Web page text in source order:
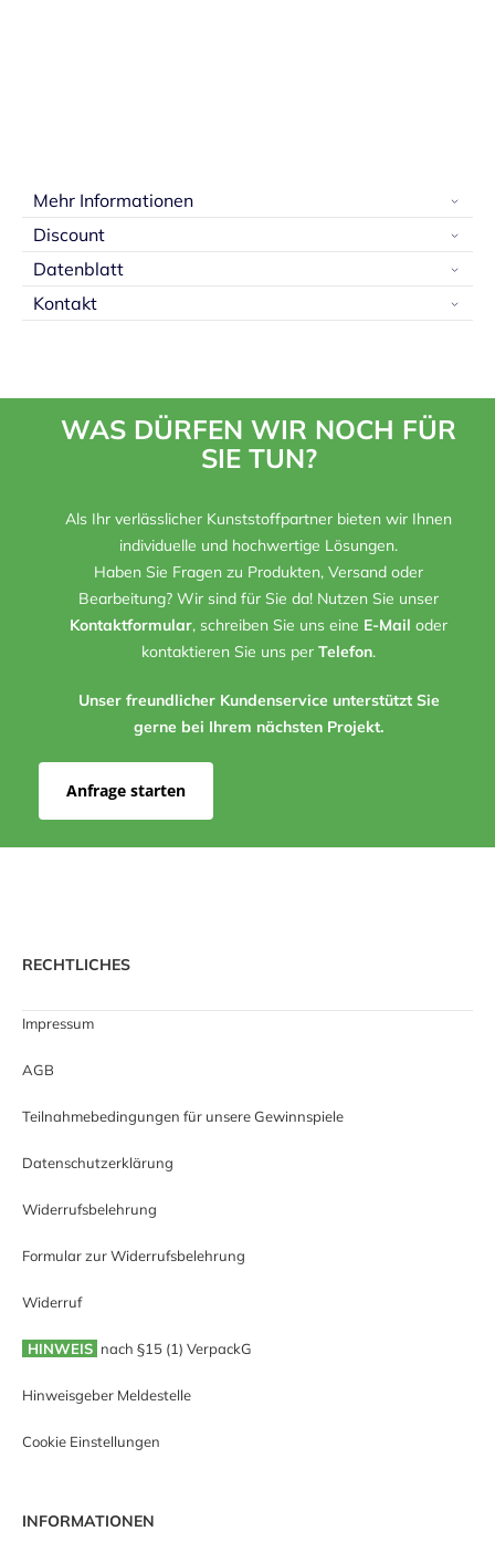
Mehr Informationen
Discount
Datenblatt
Kontakt
WAS DÜRFEN WIR NOCH FÜR
SIE TUN?
Als Ihr verlässlicher Kunststoffpartner bieten wir Ihnen
individuelle und hochwertige Lösungen.
Haben Sie Fragen zu Produkten, Versand oder
Bearbeitung? Wir sind für Sie da! Nutzen Sie unser
Kontaktformular, schreiben Sie uns eine E-Mail oder
kontaktieren Sie uns per Telefon.
Unser freundlicher Kundenservice unterstützt Sie
gerne bei Ihrem nächsten Projekt.
Anfrage starten
RECHTLICHES
Impressum
AGB
Teilnahmebedingungen für unsere Gewinnspiele
Datenschutzerklärung
Widerrufsbelehrung
Formular zur Widerrufsbelehrung
Widerruf
HINWEIS nach §15 (1) VerpackG
Hinweisgeber Meldestelle
Cookie Einstellungen
INFORMATIONEN